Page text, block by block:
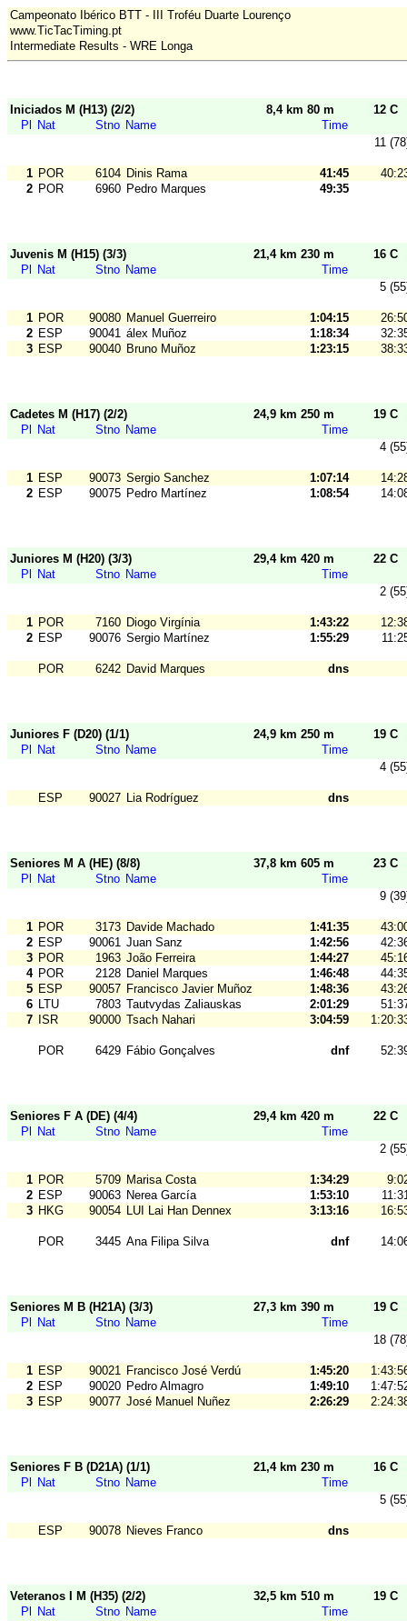
Campeonato Ibérico BTT - III Troféu Duarte Lourenço
www.TicTacTiming.pt
Intermediate Results - WRE Longa
Iniciados M (H13) (2/2) 8,4 km 80 m
12 C
Pl
Nat Stno Name
Time
11
1 POR 6104 Dinis Rama 41:45
2 POR 6960 Pedro Marques 49:35
Juvenis M (H15) (3/3) 21,4 km 230 m
16 C
Pl
Nat Stno Name
Time
5
1 POR 90080 Manuel Guerreiro 1:04:15
2 ESP 90041 álex Muñoz 1:18:34
3 ESP 90040 Bruno Muñoz 1:23:15
Cadetes M (H17) (2/2) 24,9 km 250 m
19 C
Pl
Nat Stno Name
Time
4
1 ESP 90073 Sergio Sanchez 1:07:14
2 ESP 90075 Pedro Martínez 1:08:54
Juniores M (H20) (3/3) 29,4 km 420 m
22 C
Pl
Nat Stno Name
Time
2
1 POR 7160 Diogo Virgínia 1:43:22
2 ESP 90076 Sergio Martínez 1:55:29
POR 6242 David Marques dns
Juniores F (D20) (1/1) 24,9 km 250 m
19 C
Pl
Nat Stno Name
Time
4
ESP 90027 Lia Rodríguez dns
Seniores M A (HE) (8/8) 37,8 km 605 m
23 C
Pl
Nat Stno Name
Time
9
1 POR 3173 Davide Machado 1:41:35
2 ESP 90061 Juan Sanz 1:42:56
3 POR 1963 João Ferreira 1:44:27
4 POR 2128 Daniel Marques 1:46:48
5 ESP 90057 Francisco Javier Muñoz 1:48:36
6 LTU 7803 Tautvydas Zaliauskas 2:01:29
7
ISR 90000 Tsach Nahari 3:04:59
POR 6429 Fábio Gonçalves dnf
Seniores F A (DE) (4/4) 29,4 km 420 m
22 C
Pl
Nat Stno Name
Time
2
1 POR 5709 Marisa Costa 1:34:29
2 ESP 90063 Nerea García 1:53:10
3 HKG 90054 LUI Lai Han Dennex 3:13:16
POR 3445 Ana Filipa Silva dnf
Seniores M B (H21A) (3/3) 27,3 km 390 m
19 C
Pl
Nat Stno Name
Time
18
1 ESP 90021 Francisco José Verdú 1:45:20
2 ESP 90020 Pedro Almagro 1:49:10
3 ESP 90077 José Manuel Nuñez 2:26:29
Seniores F B (D21A) (1/1) 21,4 km 230 m
16 C
Pl
Nat Stno Name
Time
5
ESP 90078 Nieves Franco dns
Veteranos I M (H35) (2/2) 32,5 km 510 m
19 C
Pl
Nat Stno Name
Time